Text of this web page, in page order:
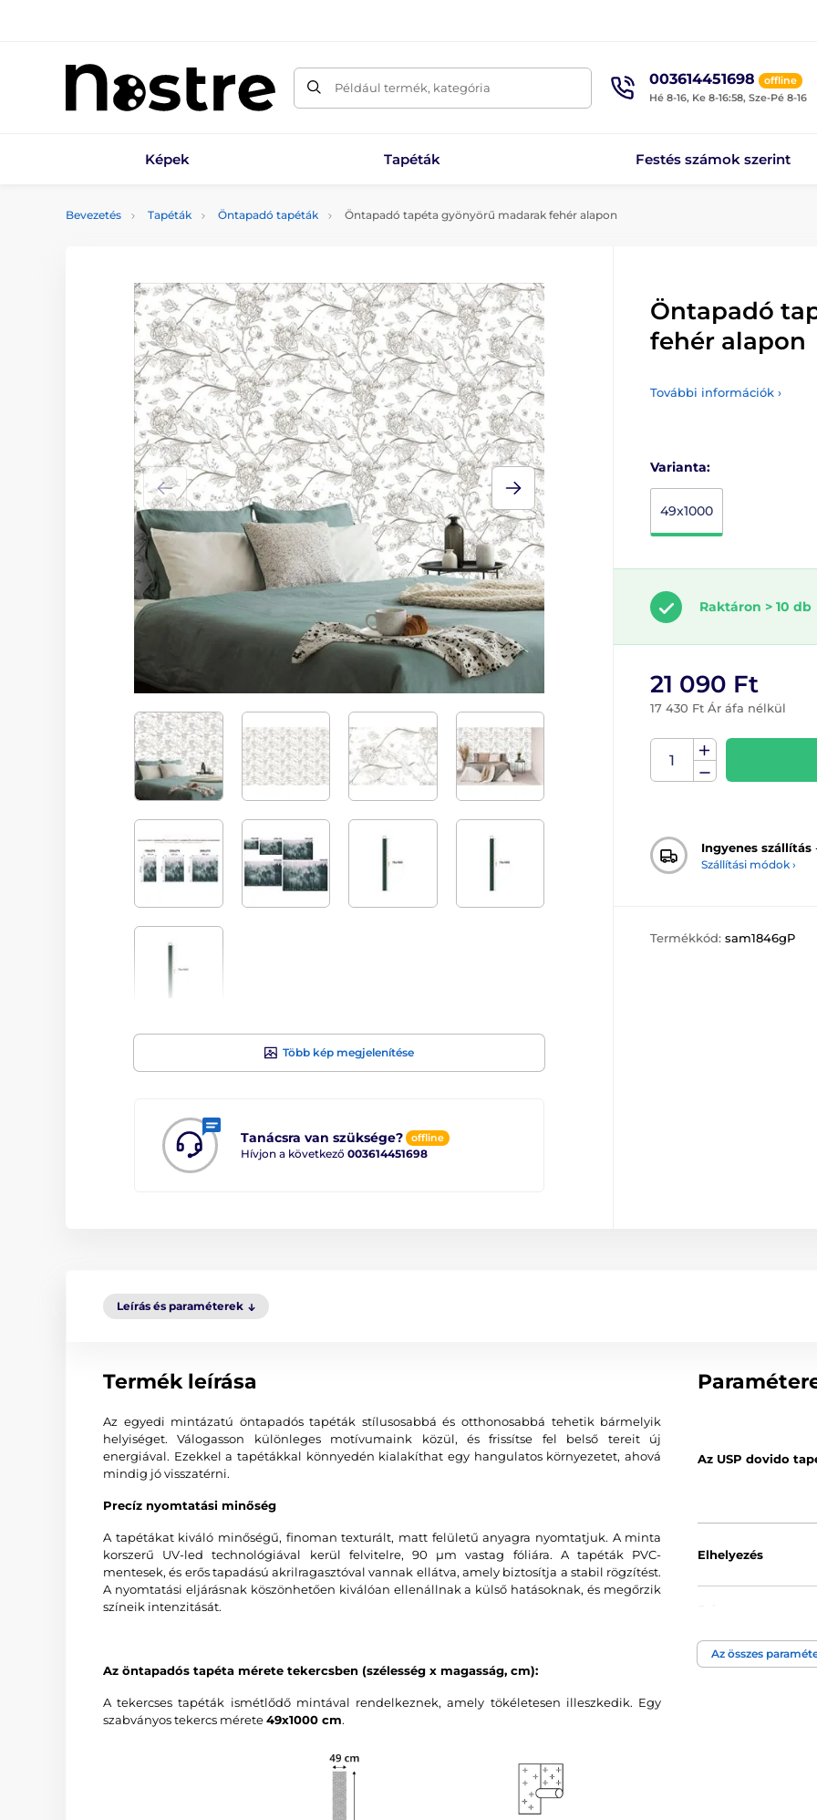
Például termék, kategória 003614451698
offline
Hé 8-16, Ke 8-16:58, Sze-Pé 8-16
Képek Tapéták Festés számok szerint
Bevezetés Tapéták Öntapadó tapéták Öntapadó tapéta gyönyörű madarak fehér alapon
Több kép megjelenítése
Tanácsra van szüksége? offline
Hívjon a következő 003614451698
Öntapadó
fehér alapon
További információk ›
Varianta:
49x1000
Raktáron > 10 db
21 090 Ft
17 430 Ft Ár áfa nélkül
Ingyenes szállítás
Szállítási módok ›
Termékkód: sam1846gP
Leírás és paraméterek
Termék leírása
Az egyedi mintázatú öntapadós tapéták stílusosabbá és otthonosabbá tehetik bármelyik
helyiséget. Válogasson különleges motívumaink közül, és frissítse fel belső tereit új
energiával. Ezekkel a tapétákkal könnyedén kialakíthat egy hangulatos környezetet, ahová
mindig jó visszatérni.
Precíz nyomtatási minőség
A tapétákat kiváló minőségű, finoman texturált, matt felületű anyagra nyomtatjuk. A minta
korszerű UV-led technológiával kerül felvitelre, 90 µm vastag fóliára. A tapéták PVC-
mentesek, és erős tapadású akrilragasztóval vannak ellátva, amely biztosítja a stabil rögzítést.
A nyomtatási eljárásnak köszönhetően kiválóan ellenállnak a külső hatásoknak, és megőrzik
színeik intenzitását.
Az öntapadós tapéta mérete tekercsben (szélesség x magasság, cm):
A tekercses tapéták ismétlődő mintával rendelkeznek, amely tökéletesen illeszkedik. Egy
szabványos tekercs mérete49x1000 cm.
Az USP dovido
Elhelyezés
Tapéta
Az összes